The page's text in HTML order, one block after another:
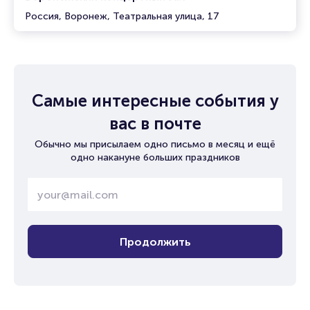
Россия, Воронеж, Театральная улица, 17
Самые интересные события у
вас в почте
Обычно мы присылаем одно письмо в месяц и ещё
одно накануне больших праздников
Продолжить